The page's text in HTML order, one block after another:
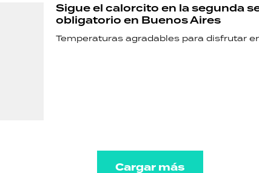
Sigue el calorcito en la segunda
obligatorio en Buenos Aires
Temperaturas agradables para disfrutar
Cargar más